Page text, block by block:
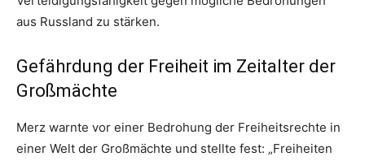
aus Russland zu stärken.
Gefährdung der Freiheit im Zeitalter der
Großmächte
Merz warnte vor einer Bedrohung der Freiheitsrechte in
einer Welt der Großmächte und stellte fest: „Freiheiten